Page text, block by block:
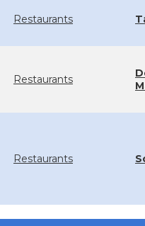
Restaurants
Restaurants
Restaurants